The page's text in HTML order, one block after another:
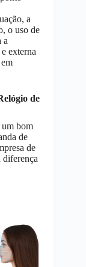
a
o uso de
a
externa
em
de
um bom
de
de
diferença